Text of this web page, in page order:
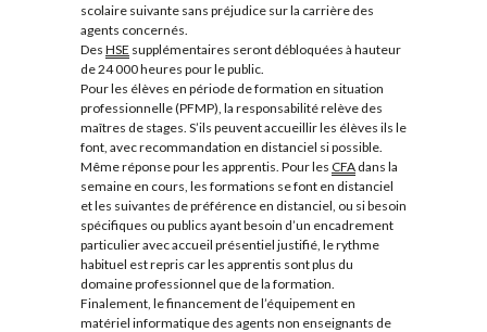
scolaire suivante sans préjudice sur la carrière des
agents concernés.
Des HSE supplémentaires seront débloquées à hauteur
de 24 000 heures pour le public.
Pour les élèves en période de formation en situation
professionnelle (PFMP), la responsabilité relève des
maîtres de stages. S’ils peuvent accueillir les élèves ils le
font, avec recommandation en distanciel si possible.
Même réponse pour les apprentis. Pour les CFA dans la
semaine en cours, les formations se font en distanciel
et les suivantes de préférence en distanciel, ou si besoin
spécifiques ou publics ayant besoin d’un encadrement
particulier avec accueil présentiel justifié, le rythme
habituel est repris car les apprentis sont plus du
domaine professionnel que de la formation.
Finalement, le financement de l’équipement en
matériel informatique des agents non enseignants de